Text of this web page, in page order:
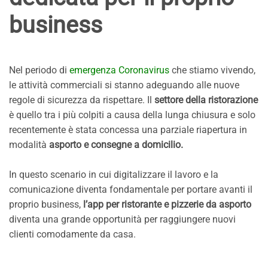
business
Nel periodo di emergenza Coronavirus che stiamo vivendo,
le attività commerciali si stanno adeguando alle nuove
regole di sicurezza da rispettare. Il settore della ristorazione
è quello tra i più colpiti a causa della lunga chiusura e solo
recentemente è stata concessa una parziale riapertura in
modalità asporto e consegne a domicilio.
In questo scenario in cui digitalizzare il lavoro e la
comunicazione diventa fondamentale per portare avanti il
proprio business, l’app per ristorante e pizzerie da asporto
diventa una grande opportunità per raggiungere nuovi
clienti comodamente da casa.